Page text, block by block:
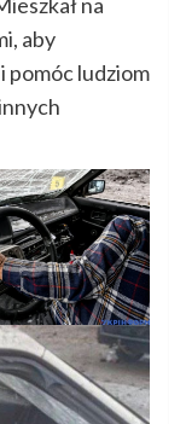
aby
pomóc ludziom